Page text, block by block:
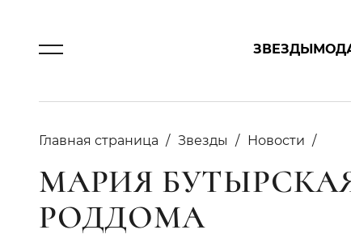
ЗВЕЗДЫ
Главная страница Звезды Новости
МАРИЯ
РОДДОМА